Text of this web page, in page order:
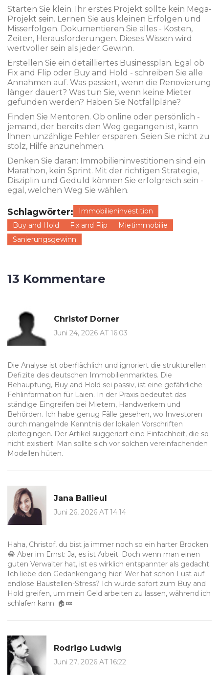
Starten Sie klein. Ihr erstes Projekt sollte kein Mega-
Projekt sein. Lernen Sie aus kleinen Erfolgen und
Misserfolgen. Dokumentieren Sie alles - Kosten,
Zeiten, Herausforderungen. Dieses Wissen wird
wertvoller sein als jeder Gewinn.
Erstellen Sie ein detailliertes Businessplan. Egal ob
Fix and Flip oder Buy and Hold - schreiben Sie alle
Annahmen auf. Was passiert, wenn die Renovierung
länger dauert? Was tun Sie, wenn keine Mieter
gefunden werden? Haben Sie Notfallpläne?
Finden Sie Mentoren. Ob online oder persönlich -
jemand, der bereits den Weg gegangen ist, kann
Ihnen unzählige Fehler ersparen. Seien Sie nicht zu
stolz, Hilfe anzunehmen.
Denken Sie daran: Immobilieninvestitionen sind ein
Marathon, kein Sprint. Mit der richtigen Strategie,
Disziplin und Geduld können Sie erfolgreich sein -
egal, welchen Weg Sie wählen.
Schlagwörter:
Immobilieninvestition
Buy and Hold
Fix and Flip
Mietimmobilie
Sanierungsgewinn
13 Kommentare
Christof Dorner
Juni 24, 2026 AT 16:03
Die Analyse ist oberflächlich und ignoriert die strukturellen
Defizite des deutschen Immobilienmarktes. Die
Behauptung, Buy and Hold sei passiv, ist eine gefährliche
Fehlinformation für Laien. In der Praxis bedeutet das
ständige Eingreifen bei Mietern, Handwerkern und
Behörden. Ich habe genug Fälle gesehen, wo Investoren
durch mangelnde Kenntnis der lokalen Vorschriften
pleitegingen. Der Artikel suggeriert eine Einfachheit, die so
nicht existiert. Man sollte sich vor solchen vereinfachenden
Modellen hüten.
Jana Ballieul
Juni 26, 2026 AT 14:14
Haha, Christof, du bist ja immer noch so ein harter Brocken
😂 Aber im Ernst: Ja, es ist Arbeit. Doch wenn man einen
guten Verwalter hat, ist es wirklich entspannter als gedacht.
Ich liebe den Gedankengang hier! Wer hat schon Lust auf
endlose Baustellen-Stress? Ich würde sofort zum Buy and
Hold greifen, um mein Geld arbeiten zu lassen, während ich
schlafen kann. 🏠💤
Rodrigo Ludwig
Juni 27, 2026 AT 16:22